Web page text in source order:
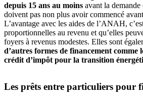
depuis 15 ans au moins avant la demande
doivent pas non plus avoir commencé
L’avantage avec les aides de l’ANAH,
proportionnelles au revenu et qu’elles
foyers à revenus modestes. Elles sont
d’autres formes de financement comme
crédit d’impôt pour la transition
Les prêts entre particuliers pour